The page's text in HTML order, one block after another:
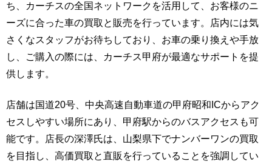
ち、カーチスの全国ネットワークを活用して、お客様のニ
ーズに合った車の買取と販売を行っています。店内には気
さくなスタッフがお待ちしており、お車の乗り換えや手放
し、ご購入の際には、カーチス甲府が最適なサポートを提
供します。
店舗は国道20号、中央高速自動車道の甲府昭和ICからアク
セスしやすい場所にあり、甲府駅からのバスアクセスも可
能です。店長の深澤氏は、山梨県下でナンバーワンの買取
を目指し、高価買取と直販を行っていることを強調してい